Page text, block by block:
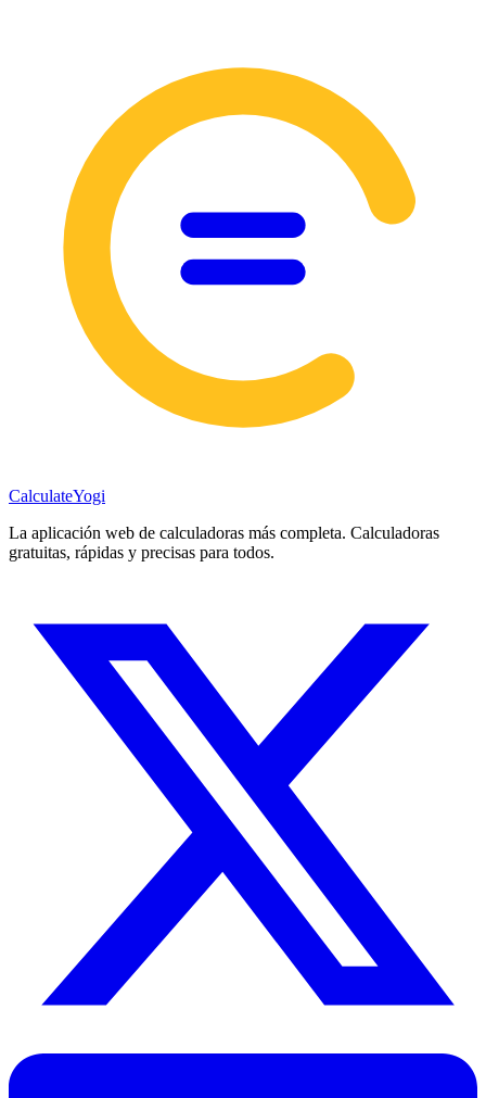
CalculateYogi
La aplicación web de calculadoras más completa. Calculadoras
gratuitas, rápidas y precisas para todos.